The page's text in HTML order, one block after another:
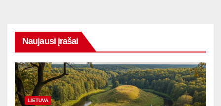
Naujausi įrašai
LIETUVA